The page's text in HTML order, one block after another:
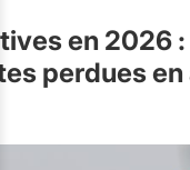
en 2026
perdues